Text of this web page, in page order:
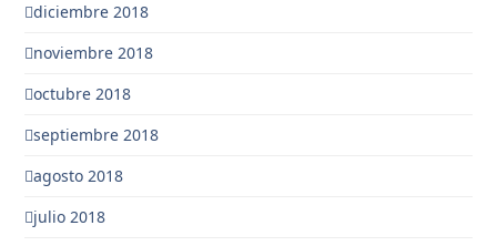
diciembre 2018
noviembre 2018
octubre 2018
septiembre 2018
agosto 2018
julio 2018